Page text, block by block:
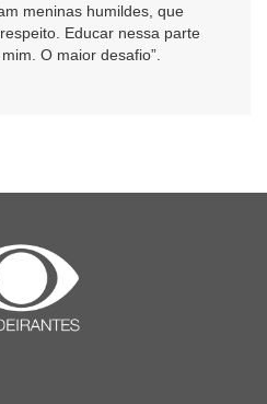
meninas humildes, que
Educar nessa parte
O maior desafio”.